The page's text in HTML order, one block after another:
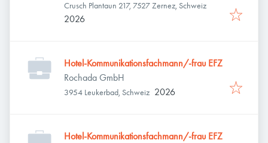
Crusch Plantaun 217, 7527 Zernez, Schweiz
2026
Hotel-Kommunikationsfachmann/-frau EFZ
Rochada GmbH
3954 Leukerbad, Schweiz 2026
Hotel-Kommunikationsfachmann/-frau EFZ